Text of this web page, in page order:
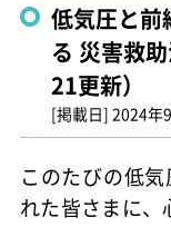
低気圧と前
る 災害救
21更新）
[掲載日] 2024年
このたびの低
れた皆さまに、